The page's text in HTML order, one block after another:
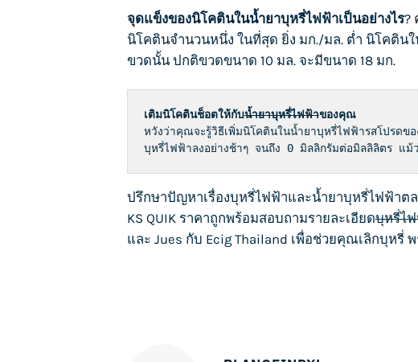
จุดแข็งของนิโคตินในน้ำยาบุหรี่ไฟฟ้าเป็นอย่างไร?
นิโคตินจำนวนหนึ่ง ในที่สุด ยิ่ง มก./มล. ต่ำ นิโคตินใ
ขวดนั้น ปกติขวดขนาด 10 มล. จะมีขนาด 18 มก.
เติมนิโคตินช็อตให้กับน้ำยาบุหรี่ไฟฟ้าของคุณ
หวังว่าคุณจะรู้วิธีเพิ่มนิโคตินในน้ำยาบุหรี่ไฟฟ้ารสโปรดข
บุหรี่ไฟฟ้าลงอย่างช้าๆ จนถึง 0 มิลลิกรัมต่อมิลลิลิตร แม้
ปรึกษาปัญหาเรื่องบุหรี่ไฟฟ้าและน้ำยาบุหรี่ไฟฟ้าต
KS QUIKราคาถูกพร้อมสอบถามรายละเอียดบุหรี่ไ
และ Jues กับ Ecig Thailand เพื่อช่วยคุณเลิกบุหรี่